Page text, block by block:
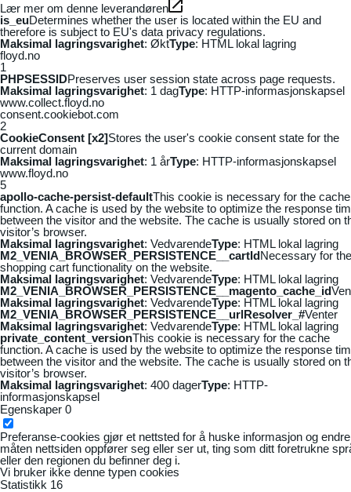
Lær mer om denne leverandøren
is_euDetermines whether the user is located within the EU and
therefore is subject to EU's data privacy regulations.
Maksimal lagringsvarighet: ØktType: HTML lokal lagring
floyd.no
1
PHPSESSIDPreserves user session state across page requests.
Maksimal lagringsvarighet: 1 dagType: HTTP-informasjonskapsel
www.collect.floyd.no
consent.cookiebot.com
2
CookieConsent [x2]Stores the user's cookie consent state for the
current domain
Maksimal lagringsvarighet: 1 årType: HTTP-informasjonskapsel
www.floyd.no
5
apollo-cache-persist-defaultThis cookie is necessary for the cache
function. A cache is used by the website to optimize the response
between the visitor and the website. The cache is usually stored on
visitor’s browser.
Maksimal lagringsvarighet: VedvarendeType: HTML lokal lagring
M2_VENIA_BROWSER_PERSISTENCE__cartIdNecessary for the
shopping cart functionality on the website.
Maksimal lagringsvarighet: VedvarendeType: HTML lokal lagring
M2_VENIA_BROWSER_PERSISTENCE__magento_cache_id
Maksimal lagringsvarighet: VedvarendeType: HTML lokal lagring
M2_VENIA_BROWSER_PERSISTENCE__urlResolver_#Venter
Maksimal lagringsvarighet: VedvarendeType: HTML lokal lagring
private_content_versionThis cookie is necessary for the cache
function. A cache is used by the website to optimize the response
between the visitor and the website. The cache is usually stored on
visitor’s browser.
Maksimal lagringsvarighet: 400 dagerType: HTTP-
informasjonskapsel
Egenskaper 0
Preferanse-cookies gjør et nettsted for å huske informasjon og
måten nettsiden oppfører seg eller ser ut, ting som ditt foretrukne
eller den regionen du befinner deg i.
Vi bruker ikke denne typen cookies
Statistikk 16